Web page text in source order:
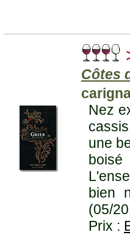
Côtes
Nez
une
bien
(05/
Prix :